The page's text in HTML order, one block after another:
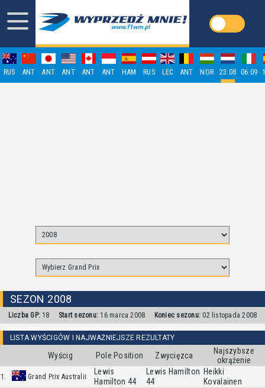
RUS ANT ANT ANT ANT ANT HAM RUS LEC ANT NOR 23.08 06.09
SEZON 2008
Liczba GP: 18 Start sezonu: 16 marca 2008 Koniec sezonu: 02 listopada 2008
LISTA WYŚCIGÓW I NAJWAŻNIEJSZE REZULTATY
Wyścig Pole Position Zwycięzca
Najszybsze
okrążenie
1. Grand Prix Australii
Lewis
Hamilton 44
Lewis Hamilton
44
Heikki
Kovalainen